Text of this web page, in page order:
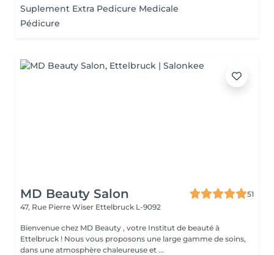
Suplement Extra Pedicure Medicale
Pédicure
MD Beauty Salon
51
47, Rue Pierre Wiser Ettelbruck L-9092
Bienvenue chez MD Beauty , votre Institut de beauté à
Ettelbruck ! Nous vous proposons une large gamme de soins,
dans une atmosphère chaleureuse et ...